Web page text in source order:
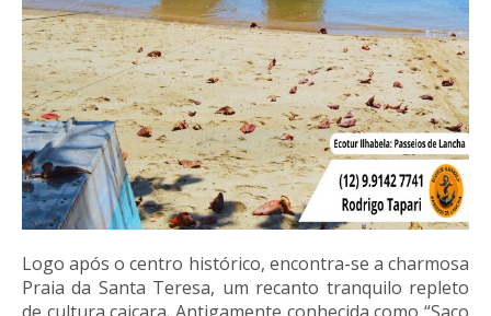
Logo após o centro histórico, encontra-se a charmosa
Praia da Santa Teresa, um recanto tranquilo repleto